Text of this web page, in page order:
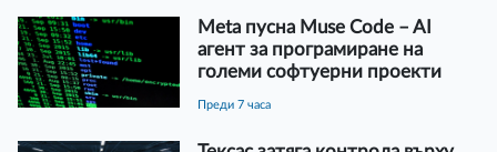
Meta пусна Muse Code – AI
агент за програмиране на
големи софтуерни проекти
преди 7 часа